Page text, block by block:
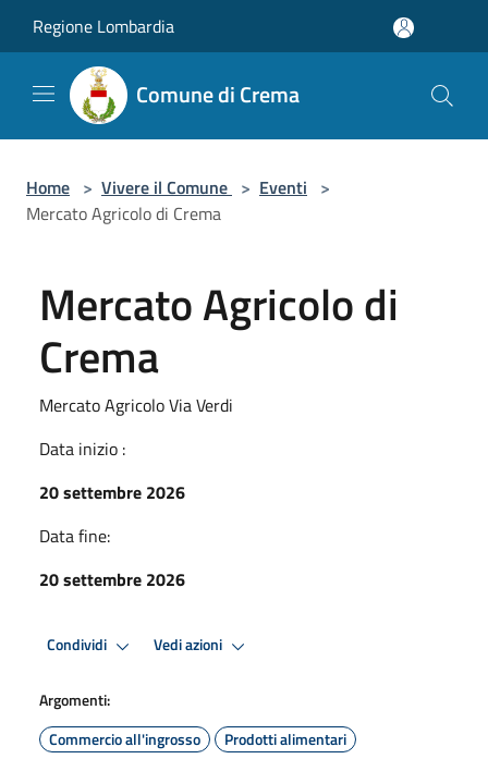
Regione Lombardia
Comune di Crema
Home > Vivere il Comune > Eventi >
Mercato Agricolo di Crema
Mercato Agricolo di
Crema
Mercato Agricolo Via Verdi
Data inizio :
20 settembre 2026
Data fine:
20 settembre 2026
Condividi Vedi azioni
Argomenti:
Commercio all'ingrosso
Prodotti alimentari